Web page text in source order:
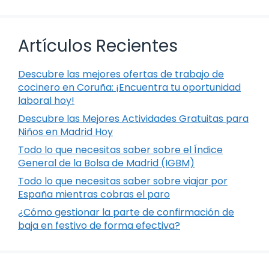
Artículos Recientes
Descubre las mejores ofertas de trabajo de
cocinero en Coruña: ¡Encuentra tu oportunidad
laboral hoy!
Descubre las Mejores Actividades Gratuitas para
Niños en Madrid Hoy
Todo lo que necesitas saber sobre el Índice
General de la Bolsa de Madrid (IGBM)
Todo lo que necesitas saber sobre viajar por
España mientras cobras el paro
¿Cómo gestionar la parte de confirmación de
baja en festivo de forma efectiva?